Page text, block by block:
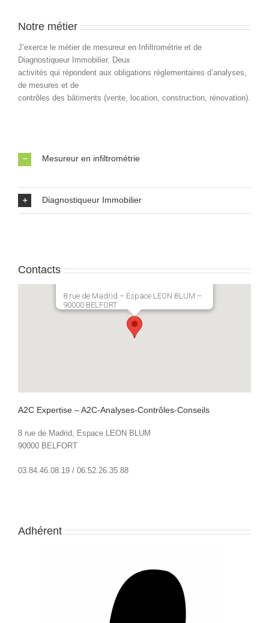
Notre métier
J’exerce le métier de mesureur en Infiltrométrie et de
Diagnostiqueur Immobilier. Deux
activités qui répondent aux obligations réglementaires d’analyses,
de mesures et de
contrôles des bâtiments (vente, location, construction, rénovation).
Mesureur en infiltrométrie
Diagnostiqueur Immobilier
Contacts
8 rue de Madrid – Espace LEON BLUM –
90000 BELFORT
A2C Expertise – A2C-Analyses-Contrôles-Conseils
8 rue de Madrid, Espace LEON BLUM
90000 BELFORT
03.84.46.08.19 / 06.52.26.35.88
Adhérent